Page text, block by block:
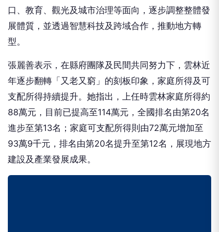
口、教育、觀光及城市治理等面向，逐步調整整體發
展體質，並透過智慧科技及跨域合作，推動地方轉
型。
張麗善表示，在縣府團隊及民間共同努力下，雲林近
年逐步翻轉「又老又窮」的刻板印象，家庭所得及可
支配所得持續提升。她指出，上任時雲林家庭所得約
88萬元，目前已提高至114萬元，全國排名由第20名
進步至第13名；家庭可支配所得則由72萬元增加至
93萬9千元，排名由第20名提升至第12名，展現地方
建設及產業發展成果。